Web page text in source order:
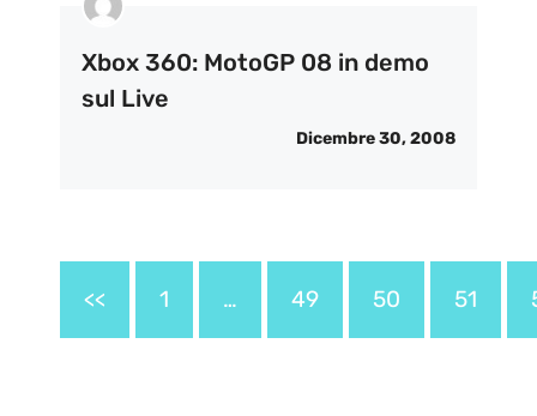
Xbox 360: MotoGP 08 in demo
sul Live
Dicembre 30, 2008
<< 1 … 49 50 51